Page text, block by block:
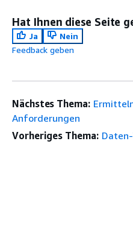
Hat Ihnen diese Seite
Ja
Nein
Feedback geben
Nächstes Thema:
Anforderungen
Vorheriges Thema: